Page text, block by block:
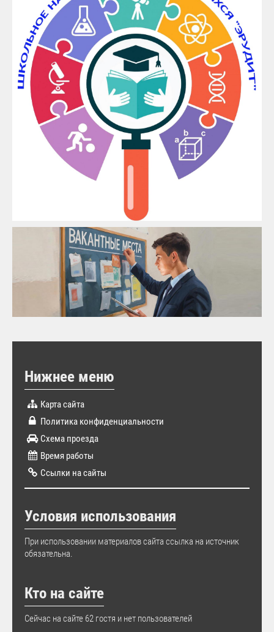
Нижнее меню
Карта сайта
Политика конфиденциальности
Схема проезда
Время работы
Ссылки на сайты
Условия использования
При использовании материалов сайта ссылка на источник
обязательна.
Кто на сайте
Сейчас на сайте 62 гостя и нет пользователей